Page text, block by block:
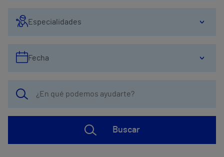
Especialidades
Fecha
Buscar